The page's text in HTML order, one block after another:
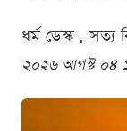
ধর্ম ডেস্ক . সত্য
২০২৬ আগস্ট ০৪